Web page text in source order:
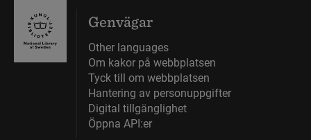
Genvägar
Other languages
Om kakor på webbplatsen
Tyck till om webbplatsen
Hantering av personuppgifter
Digital tillgänglighet
Öppna API:er